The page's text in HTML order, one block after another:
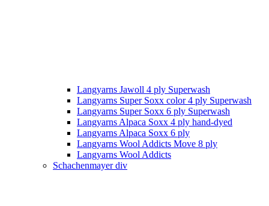
Langyarns Jawoll 4 ply Superwash
Langyarns Super Soxx color 4 ply Superwash
Langyarns Super Soxx 6 ply Superwash
Langyarns Alpaca Soxx 4 ply hand-dyed
Langyarns Alpaca Soxx 6 ply
Langyarns Wool Addicts Move 8 ply
Langyarns Wool Addicts
Schachenmayer div